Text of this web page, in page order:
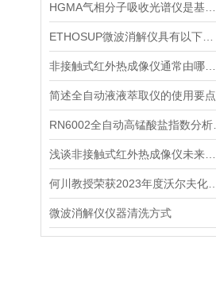
简述全自动液液萃取仪的使用要点
微波消解仪仪器清洗方式